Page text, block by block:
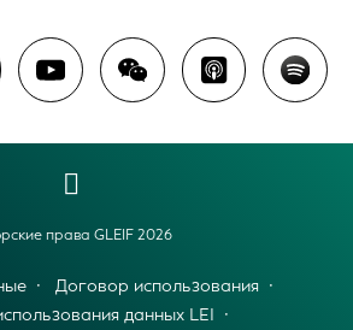
права GLEIF 2026
Договор использования
данных LEI